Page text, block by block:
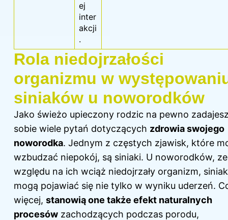
ej
inter
akcji
.
Rola niedojrzałości
organizmu w
siniaków u noworodków
Jako świeżo upieczony rodzic na pewno
sobie wiele pytań dotyczących zdrowia swojego
noworodka. Jednym z częstych zjawisk, które
wzbudzać niepokój, są siniaki. U noworodków, ze
względu na ich wciąż niedojrzały organizm,
mogą pojawiać się nie tylko w wyniku uderzeń.
więcej, stanowią one także efekt naturalnych
procesów zachodzących podczas porodu,